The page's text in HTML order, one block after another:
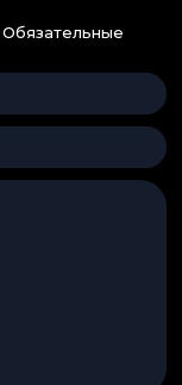
Обязательные